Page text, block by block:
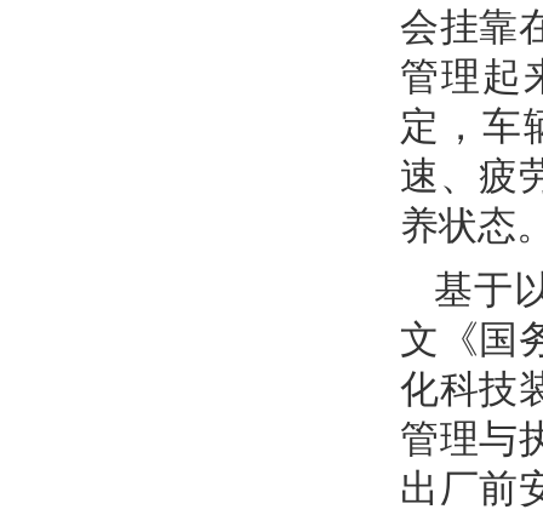
会挂靠
管理起
定，车
速、疲
养状态
基于
文《国
化科技
管理与
出厂前